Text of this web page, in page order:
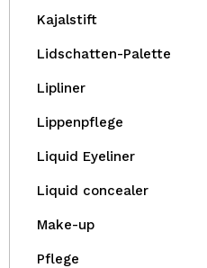
Kajalstift
Lidschatten-Palette
Lipliner
Lippenpflege
Liquid Eyeliner
Liquid concealer
Make-up
Pflege